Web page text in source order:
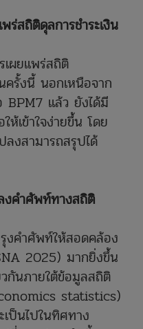
ร่สถิติดุลการชำระเงิน
ยแพร่สถิติ
ครั้งนี้ นอกเหนือจาก
BPM7 แล้ว ยังได้มี
ห้เข้าใจง่ายขึ้น โดย
งสามารถสรุปได้
ำศัพท์ทางสถิติ
ำศัพท์ให้สอดคล้อง
2025) มากยิ่งขึ้น
กันภายใต้ข้อมูลสถิติ
statistics)
เป็นไปในทิศทาง